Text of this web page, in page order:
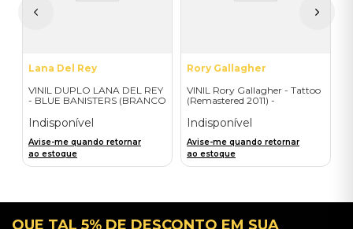
Lana Del Rey
VINIL DUPLO LANA DEL REY
- BLUE BANISTERS (BRANCO
IMPORTADO
Indisponível
Avise-me quando retornar
ao estoque
Rory Gallagher
VINIL Rory Gallagher - Tattoo
(Remastered 2011) -
Indisponível
Avise-me quando retornar
ao estoque
QUE TAL 5% DE DESCONTO EM SUA